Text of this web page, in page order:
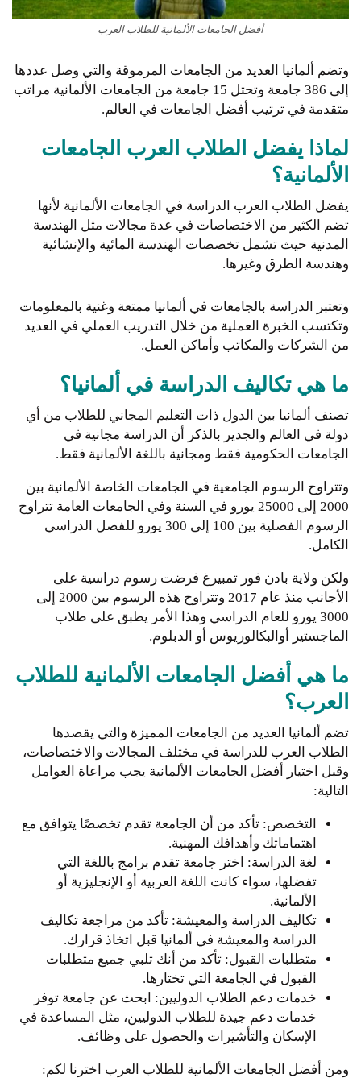
أفضل الجامعات الألمانية للطلاب العرب
وتضم ألمانيا العديد من الجامعات المرموقة والتي وصل عددها
إلى 386 جامعة وتحتل 15 جامعة من الجامعات الألمانية مراتب
متقدمة في ترتيب أفضل الجامعات في العالم.
لماذا يفضل الطلاب العرب الجامعات
الألمانية؟
يفضل الطلاب العرب الدراسة في الجامعات الألمانية لأنها
تضم الكثير من الاختصاصات في عدة مجالات مثل الهندسة
المدنية حيث تشمل تخصصات الهندسة المائية والإنشائية
وهندسة الطرق وغيرها.
وتعتبر الدراسة بالجامعات في ألمانيا ممتعة وغنية بالمعلومات
وتكتسب الخبرة العملية من خلال التدريب العملي في العديد
من الشركات والمكاتب وأماكن العمل.
ما هي تكاليف الدراسة في ألمانيا؟
تصنف ألمانيا بين الدول ذات التعليم المجاني للطلاب من أي
دولة في العالم والجدير بالذكر أن الدراسة مجانية في
الجامعات الحكومية فقط ومجانية باللغة الألمانية فقط.
وتتراوح الرسوم الجامعية في الجامعات الخاصة الألمانية بين
2000 إلى 25000 يورو في السنة وفي الجامعات العامة تتراوح
الرسوم الفصلية بين 100 إلى 300 يورو للفصل الدراسي
الكامل.
ولكن ولاية بادن فور تمبيرغ فرضت رسوم دراسية على
الأجانب منذ عام 2017 وتتراوح هذه الرسوم بين 2000 إلى
3000 يورو للعام الدراسي وهذا الأمر يطبق على طلاب
الماجستير أوالبكالوريوس أو الدبلوم.
ما هي أفضل الجامعات الألمانية للطلاب
العرب؟
تضم ألمانيا العديد من الجامعات المميزة والتي يقصدها
الطلاب العرب للدراسة في مختلف المجالات والاختصاصات،
وقبل اختيار أفضل الجامعات الألمانية يجب مراعاة العوامل
التالية:
التخصص: تأكد من أن الجامعة تقدم تخصصًا يتوافق مع
اهتماماتك وأهدافك المهنية.
لغة الدراسة: اختر جامعة تقدم برامج باللغة التي
تفضلها، سواء كانت اللغة العربية أو الإنجليزية أو
الألمانية.
تكاليف الدراسة والمعيشة: تأكد من مراجعة تكاليف
الدراسة والمعيشة في ألمانيا قبل اتخاذ قرارك.
متطلبات القبول: تأكد من أنك تلبي جميع متطلبات
القبول في الجامعة التي تختارها.
خدمات دعم الطلاب الدوليين: ابحث عن جامعة توفر
خدمات دعم جيدة للطلاب الدوليين، مثل المساعدة في
الإسكان والتأشيرات والحصول على وظائف.
ومن أفضل الجامعات الألمانية للطلاب العرب اخترنا لكم: